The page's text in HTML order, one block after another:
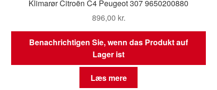
Klimarør Citroën C4 Peugeot 307 9650200880
896,00 kr.
Benachrichtigen Sie, wenn das Produkt auf
Lager ist
Læs mere